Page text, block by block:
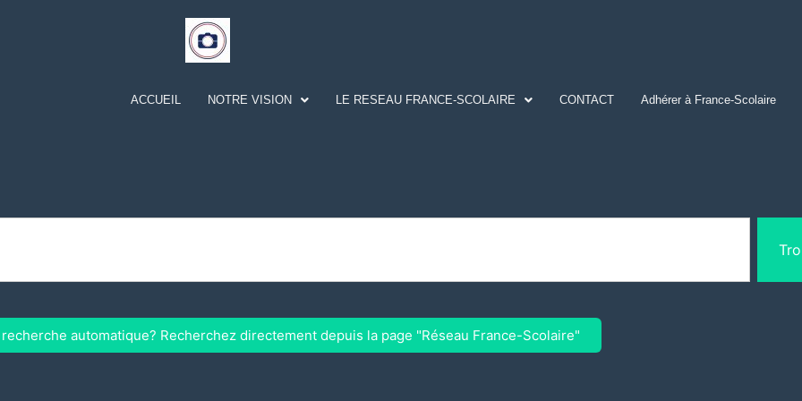
ACCUEIL NOTRE VISION LE RESEAU FRANCE-SCOLAIRE CONTACT Adhérer à France-Scolaire
automatique? Recherchez directement depuis la page "Réseau France-Scolaire"